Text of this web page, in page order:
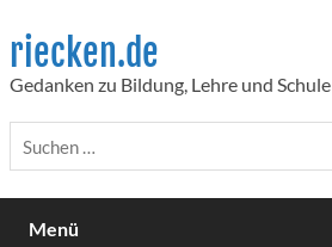
content
riecken.de
Gedanken zu Bildung, Lehre und Schule
Menü